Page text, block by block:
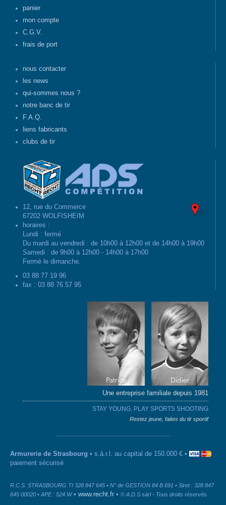
panier
mon compte
C.G.V.
frais de port
nous contacter
les news
qui-sommes nous ?
notre banc de tir
F.A.Q.
liens fabricants
clubs de tir
12, rue du Commerce
67202 WOLFISHEIM
horaires :
Lundi : fermé
Du mardi au vendredi : de 10h00 à 12h00 et de 14h00 à 19h00
Samedi : de 9h00 à 12h00 - 14h00 à 17h00
Fermé le dimanche.
03 88 77 19 96
fax : 03 88 76 57 95
Une entreprise familiale depuis 1981
STAY YOUNG, PLAY SPORTS SHOOTING
Restez jeune, faites du tir sportif
Armurerie de Strasbourg • s.à.r.l. au capital de 150.000 € •
paiement sécurisé
R.C.S. STRASBOURG TI 328 847 645 • N° de GESTION 84 B 691 • Siret : 328 847
645 00020 • APE : 524 W• www.recht.fr • © A.D.S sàrl - Tous droits réservés